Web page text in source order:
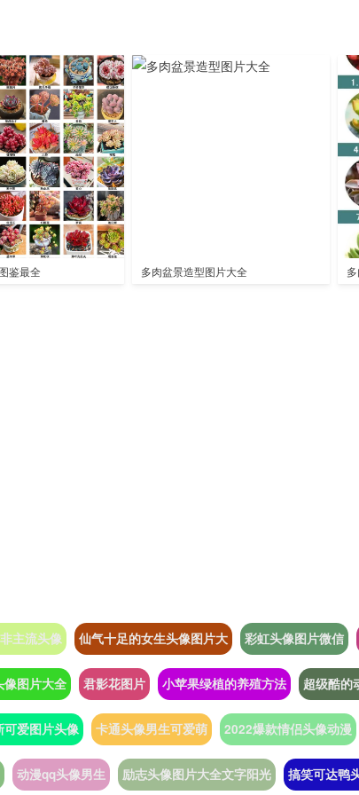
鉴最全 多肉盆景造型图片大全
主流头像 仙气十足的女生头像图片大 彩虹头像图片微信
像图片大全 君影花图片 小苹果绿植的养殖方法 超级酷的
可爱图片头像 卡通头像男生可爱萌 2022爆款情侣头像动漫
动漫qq头像男生 励志头像图片大全文字阳光 搞笑可达鸭